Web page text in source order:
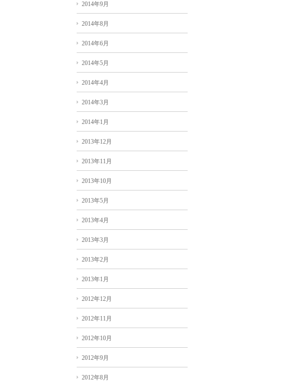
2014年9月
2014年8月
2014年6月
2014年5月
2014年4月
2014年3月
2014年1月
2013年12月
2013年11月
2013年10月
2013年5月
2013年4月
2013年3月
2013年2月
2013年1月
2012年12月
2012年11月
2012年10月
2012年9月
2012年8月